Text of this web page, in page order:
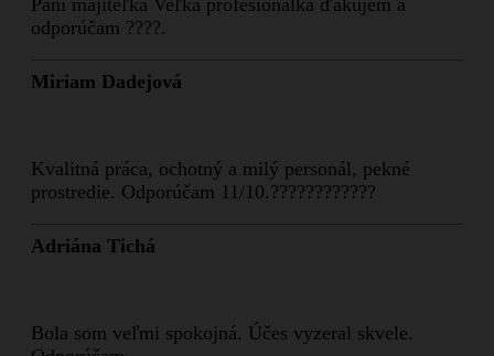
odporúčam ????.
Miriam Dadejová
Kvalitná práca, ochotný a milý personál, pekné
prostredie. Odporúčam 11/10.????????????
Adriána Tichá
Bola som veľmi spokojná. Účes vyzeral skvele.